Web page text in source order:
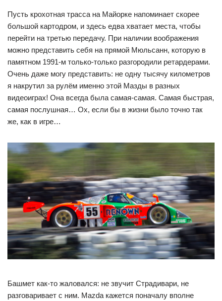
Пусть крохотная трасса на Майорке напоминает скорее
большой картодром, и здесь едва хватает места, чтобы
перейти на третью передачу. При наличии воображения
можно представить себя на прямой Мюльсанн, которую в
памятном 1991-м только-только разгородили ретардерами.
Очень даже могу представить: не одну тысячу километров
я накрутил за рулём именно этой Мазды в разных
видеоиграх! Она всегда была самая-самая. Самая быстрая,
самая послушная… Ох, если бы в жизни было точно так
же, как в игре…
Башмет как-то жаловался: не звучит Страдивари, не
разговаривает с ним. Mazda кажется поначалу вполне